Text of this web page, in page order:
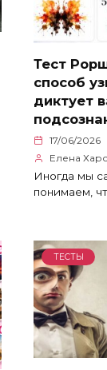
Тест
способ
диктует
17/06/2026
Елена Харс
Иногда мы
понимаем,
ТЕСТЫ